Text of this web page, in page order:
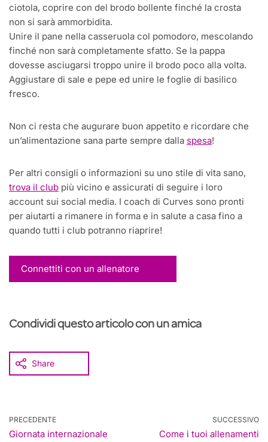
ciotola, coprire con del brodo bollente finché la crosta
non si sarà ammorbidita.
Unire il pane nella casseruola col pomodoro, mescolando
finché non sarà completamente sfatto. Se la pappa
dovesse asciugarsi troppo unire il brodo poco alla volta.
Aggiustare di sale e pepe ed unire le foglie di basilico
fresco.
Non ci resta che augurare buon appetito e ricordare che
un’alimentazione sana parte sempre dalla spesa!
Per altri consigli o informazioni su uno stile di vita sano,
trova il club più vicino e assicurati di seguire i loro
account sui social media. I coach di Curves sono pronti
per aiutarti a rimanere in forma e in salute a casa fino a
quando tutti i club potranno riaprire!
Connettiti con un allenatore
Condividi questo articolo con un amica
Share
PRECEDENTE
Giornata internazionale
SUCCESSIVO
Come i tuoi allenamenti